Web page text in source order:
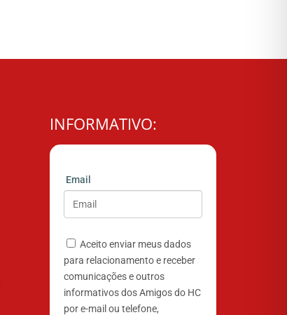
INFORMATIVO:
Email
Aceito enviar meus dados
para relacionamento e receber
comunicações e outros
informativos dos Amigos do HC
por e-mail ou telefone,